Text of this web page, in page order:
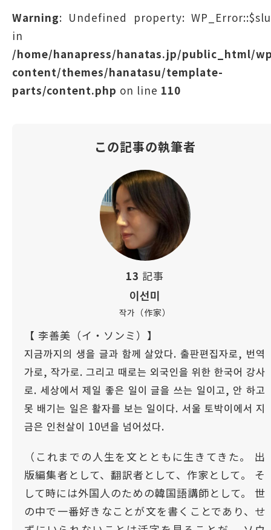
Warning: Undefined property:
in
/home/hanapress/hanatas.jp/public_html/
content/themes/hanatasu/template-
parts/content.php on line 110
この記事の執筆者
13 記事
이선미
작가（作家）
【 李善美（イ・ソンミ）】
지금까지의 생을 글과 함께 살았다. 출판편집자로, 번역
가로, 작가로. 그리고 때로는 외국인을 위한 한국어 강사
로. 세상에서 제일 좋은 일이 글을 쓰는 일이고, 안 하고
못 배기는 일은 활자를 보는 일이다. 서울 토박이에서 지
금은 인천살이 10년을 넘어섰다.
（これまでの人生を文とともに生きてきた。 出
版編集者として、翻訳者として、作家として。 そ
して時には外国人のための韓国語講師として。 世
の中で一番好きなことが文を書くことであり、せ